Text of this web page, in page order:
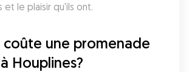
et le plaisir qu'ils ont.
coûte une promenade
Houplines?